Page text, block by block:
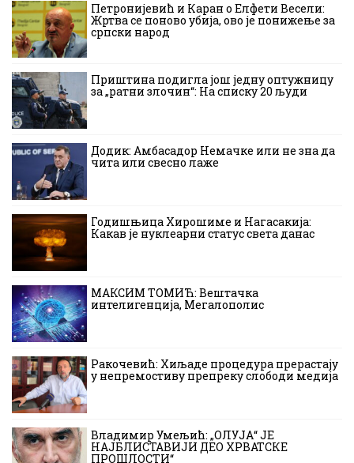
Петронијевић и Каран о Елфети Весели:
Жртва се поново убија, ово је понижење за
српски народ
Приштина подигла још једну оптужницу
за „ратни злочин“: На списку 20 људи
Додик: Амбасадор Немачке или не зна да
чита или свесно лаже
Годишњица Хирошиме и Нагасакија:
Какав је нуклеарни статус света данас
МАКСИМ ТОМИЋ: Вештачка
интелигенција, Мегалополис
Ракочевић: Хиљаде процедура прерастају
у непремостиву препреку слободи медија
Владимир Умељић: „ОЛУЈА“ ЈЕ
НАЈБЛИСТАВИЈИ ДЕО ХРВАТСКЕ
ПРОШЛОСТИ“